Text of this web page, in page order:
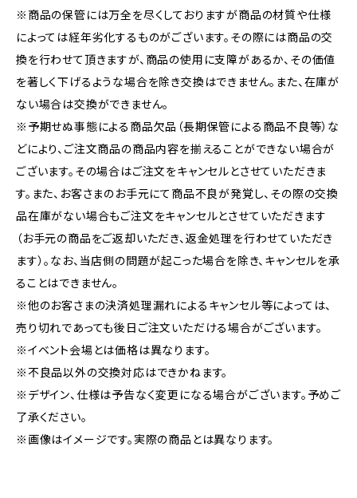
※商品の保管には万全を尽くしておりますが商品の材質や仕様
によっては経年劣化するものがございます。その際には商品の交
換を行わせて頂きますが、商品の使用に支障があるか、その価値
を著しく下げるような場合を除き交換はできません。また、在庫が
ない場合は交換ができません。
※予期せぬ事態による商品欠品（長期保管による商品不良等）な
どにより、ご注文商品の商品内容を揃えることができない場合が
ございます。その場合はご注文をキャンセルとさせていただきま
す。また、お客さまのお手元にて商品不良が発覚し、その際の交換
品在庫がない場合もご注文をキャンセルとさせていただきます
（お手元の商品をご返却いただき、返金処理を行わせていただき
ます）。なお、当店側の問題が起こった場合を除き、キャンセルを承
ることはできません。
※他のお客さまの決済処理漏れによるキャンセル等によっては、
売り切れであっても後日ご注文いただける場合がございます。
※イベント会場とは価格は異なります。
※不良品以外の交換対応はできかねます。
※デザイン、仕様は予告なく変更になる場合がございます。予めご
了承ください。
※画像はイメージです。実際の商品とは異なります。